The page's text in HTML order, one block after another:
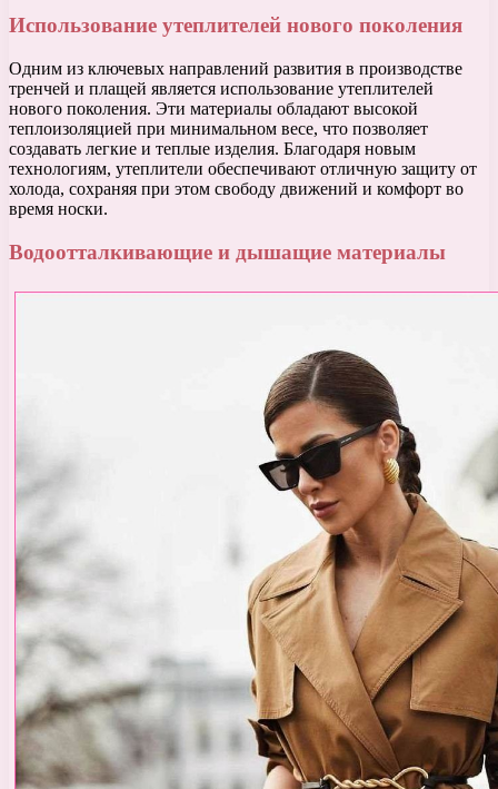
Использование утеплителей нового поколения
Одним из ключевых направлений развития в производстве
тренчей и плащей является использование утеплителей
нового поколения. Эти материалы обладают высокой
теплоизоляцией при минимальном весе, что позволяет
создавать легкие и теплые изделия. Благодаря новым
технологиям, утеплители обеспечивают отличную защиту от
холода, сохраняя при этом свободу движений и комфорт во
время носки.
Водоотталкивающие и дышащие материалы